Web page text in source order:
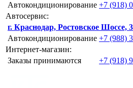
Автокондиционирование +7 (918)
Автосервис:
г. Краснодар, Ростовское Шоссе,
Автокондиционирование +7 (988)
Интернет-магазин:
Заказы принимаются
+7 (918)